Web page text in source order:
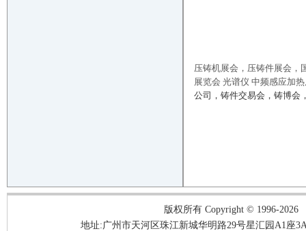
压铸机展会，压铸件展会
展览会 光谱仪 中频感应加
公司，铸件交易会，铸博会
版权所有 Copyright © 1996-2026
地址:广州市天河区珠江新城华明路29号星汇园A1座